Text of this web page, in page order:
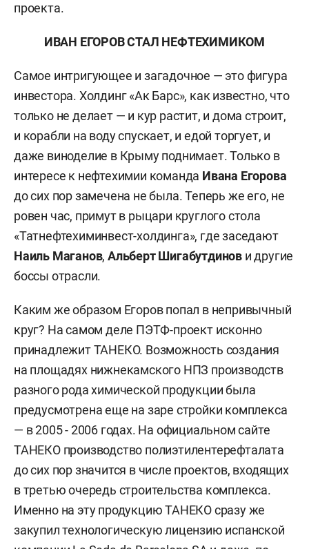
проекта.
ИВАН ЕГОРОВ СТАЛ НЕФТЕХИМИКОМ
Самое интригующее и загадочное — это фигура
инвестора. Холдинг «Ак Барс», как известно, что
только не делает — и кур растит, и дома строит,
и корабли на воду спускает, и едой торгует, и
даже виноделие в Крыму поднимает. Только в
интересе к нефтехимии команда Ивана Егорова
до сих пор замечена не была. Теперь же его, не
ровен час, примут в рыцари круглого стола
«Татнефтехиминвест-холдинга», где заседают
Наиль Маганов,Альберт Шигабутдинов и другие
боссы отрасли.
Каким же образом Егоров попал в непривычный
круг? На самом деле ПЭТФ-проект исконно
принадлежит ТАНЕКО. Возможность создания
на площадях нижнекамского НПЗ производств
разного рода химической продукции была
предусмотрена еще на заре стройки комплекса
— в 2005 - 2006 годах. На официальном сайте
ТАНЕКО производство полиэтилентерефталата
до сих пор значится в числе проектов, входящих
в третью очередь строительства комплекса.
Именно на эту продукцию ТАНЕКО сразу же
закупил технологическую лицензию испанской